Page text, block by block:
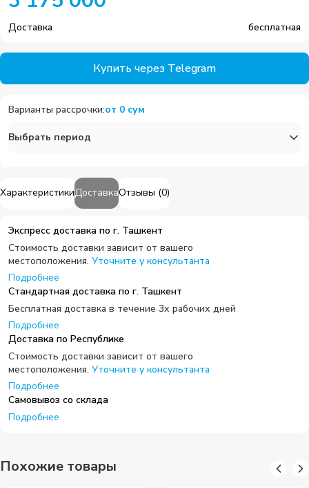
ХарактеристикиДоставкаОтзывы (0)
Экспресс доставка по г. Ташкент
Стоимость доставки зависит от вашего
местоположения. Уточните у консультанта
Подробнее
Стандартная доставка по г. Ташкент
Бесплатная доставка в течение 3х рабочих дней
Подробнее
Доставка по Республике
Стоимость доставки зависит от вашего
местоположения. Уточните у консультанта
Подробнее
Самовывоз со склада
Подробнее
Доставка бесплатная
Купить через Telegram
Варианты рассрочки:от 0 сум
Выбрать период
Похожие товары